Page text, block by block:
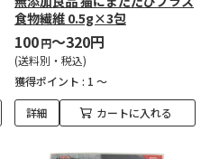
食物繊維 0.5g×3包
100円～320円
(送料別・税込)
獲得ポイント : 1 ～
詳細 カートに入れる